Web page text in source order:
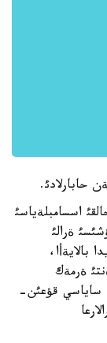
حابارلادئ.
اسسامبلةياسئ
ةرالئ
بالايةأا،
ةرمةك
ساياسي قؤعئن-